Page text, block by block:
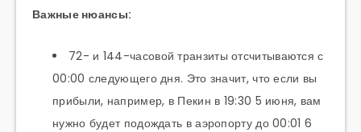
Важные нюансы:
72- и 144-часовой транзиты отсчитываются с
00:00 следующего дня. Это значит, что если вы
прибыли, например, в Пекин в 19:30 5 июня, вам
нужно будет подождать в аэропорту до 00:01 6